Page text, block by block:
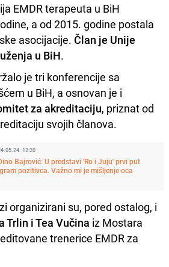
EMDR terapeuta u BiH
a od 2015. godine postala
asocijacije. Član je Unije
u BiH.
je tri konferencije sa
u BiH, a osnovan je i
za akreditaciju, priznat od
svojih članova.
12:20
Bajrović: U predstavi 'Ro i Juju' prvi put
pozitivca. Važno mi je mišljenje oca
organizirani su, pored ostalog, i
Trlin i Tea Vučina iz Mostara
trenerice EMDR za